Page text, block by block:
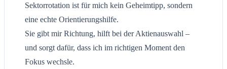
Sektorrotation ist für mich kein Geheimtipp, sondern
eine echte Orientierungshilfe.
Sie gibt mir Richtung, hilft bei der Aktienauswahl –
und sorgt dafür, dass ich im richtigen Moment den
Fokus wechsle.